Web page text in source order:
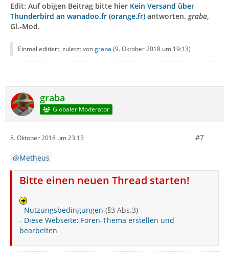
Edit: Auf obigen Beitrag bitte hier Kein Versand über
Thunderbird an wanadoo.fr (orange.fr) antworten. graba,
Gl.-Mod.
Einmal editiert, zuletzt vongraba (9. Oktober 2018 um 19:13)
graba
Globaler Moderator
8. Oktober 2018 um 23:13 #7
Metheus
Bitte einen neuen Thread starten!
- Nutzungsbedingungen (§3 Abs.3)
- Diese Webseite: Foren-Thema erstellen und
bearbeiten